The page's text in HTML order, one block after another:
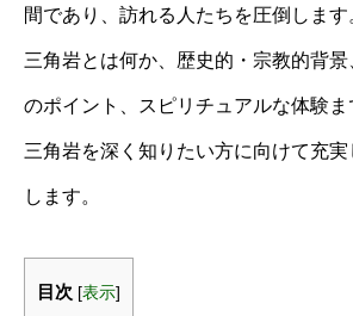
間であり、訪れる人たちを圧倒します
三角岩とは何か、歴史的・宗教的背
のポイント、スピリチュアルな体験
三角岩を深く知りたい方に向けて充
します。
目次 [表示]